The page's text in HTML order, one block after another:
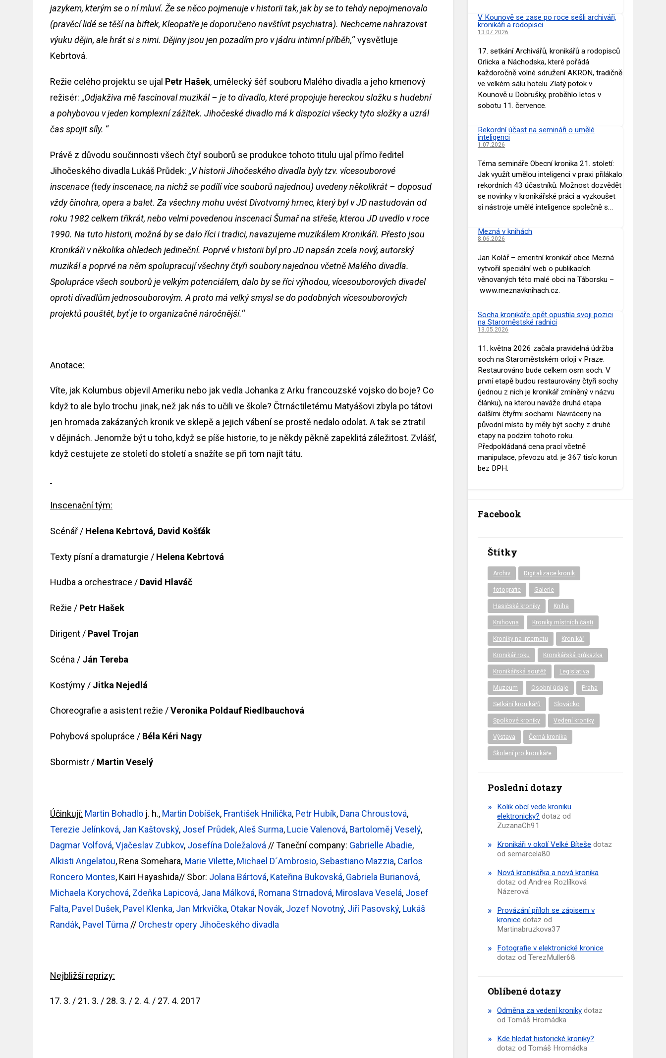
jazykem, kterým se o ní mluví. Že se něco pojmenuje v historii tak, jak by se to tehdy nepojmenovalo
(pravěcí lidé se těší na biftek, Kleopatře je doporučeno navštívit psychiatra). Nechceme nahrazovat
výuku dějin, ale hrát si s nimi. Dějiny jsou jen pozadím pro v jádru intimní příběh,“ vysvětluje
Kebrtová.
Režie celého projektu se ujal Petr Hašek, umělecký šéf souboru Malého divadla a jeho kmenový
režisér: „Odjakživa mě fascinoval muzikál – je to divadlo, které propojuje hereckou složku s hudební
a pohybovou v jeden komplexní zážitek. Jihočeské divadlo má k dispozici všecky tyto složky a uzrál
čas spojit síly. “
Právě z důvodu součinnosti všech čtyř souborů se produkce tohoto titulu ujal přímo ředitel
Jihočeského divadla Lukáš Průdek: „V historii Jihočeského divadla byly tzv. vícesouborové
inscenace (tedy inscenace, na nichž se podílí více souborů najednou) uvedeny několikrát – doposud
vždy činohra, opera a balet. Za všechny mohu uvést Divotvorný hrnec, který byl v JD nastudován od
roku 1982 celkem třikrát, nebo velmi povedenou inscenaci Šumař na střeše, kterou JD uvedlo v roce
1990. Na tuto historii, možná by se dalo říci i tradici, navazujeme muzikálem Kronikáři. Přesto jsou
Kronikáři v několika ohledech jedineční. Poprvé v historii byl pro JD napsán zcela nový, autorský
muzikál a poprvé na něm spolupracují všechny čtyři soubory najednou včetně Malého divadla.
Spolupráce všech souborů je velkým potenciálem, dalo by se říci výhodou, vícesouborových divadel
oproti divadlům jednosouborovým. A proto má velký smysl se do podobných vícesouborových
projektů pouštět, byť je to organizačně náročnější.“
Anotace:
Víte, jak Kolumbus objevil Ameriku nebo jak vedla Johanka z Arku francouzské vojsko do boje? Co
když to ale bylo trochu jinak, než jak nás to učili ve škole? Čtrnáctiletému Matyášovi zbyla po tátovi
jen hromada zakázaných kronik ve sklepě a jejich vábení se prostě nedalo odolat. A tak se ztratil
v dějinách. Jenomže být u toho, když se píše historie, to je někdy pěkně zapeklitá záležitost. Zvlášť,
když cestujete ze století do století a snažíte se při tom najít tátu.
Inscenační tým:
Scénář / Helena Kebrtová, David Košťák
Texty písní a dramaturgie / Helena Kebrtová
Hudba a orchestrace / David Hlaváč
Režie / Petr Hašek
Dirigent / Pavel Trojan
Scéna / Ján Tereba
Kostýmy / Jitka Nejedlá
Choreografie a asistent režie /Veronika Poldauf Riedlbauchová
Pohybová spolupráce / Béla Kéri Nagy
Sbormistr / Martin Veselý
Účinkují: Martin Bohadlo j. h., Martin Dobíšek, František Hnilička, Petr Hubík, Dana Chroustová,
Terezie Jelínková, Jan Kaštovský, Josef Průdek,Aleš Surma, Lucie Valenová, Bartoloměj Veselý,
Dagmar Volfová,Vjačeslav Zubkov, Josefína Doležalová // Taneční company: Gabrielle Abadie,
Alkisti Angelatou, Rena Somehara, Marie Vilette, Michael D´Ambrosio, Sebastiano Mazzia, Carlos
Roncero Montes, Kairi Hayashida// Sbor: Jolana Bártová, Kateřina Bukovská, Gabriela Burianová,
Michaela Korychová, Zdeňka Lapicová, Jana Málková, Romana Strnadová, Miroslava Veselá, Josef
Falta, Pavel Dušek, Pavel Klenka, Jan Mrkvička, Otakar Novák, Jozef Novotný, Jiří Pasovský, Lukáš
Randák, Pavel Tůma // Orchestr opery Jihočeského divadla
Nejbližší reprízy:
3. / 21. 3. / 28. 3. / 2. 4. / 27. 4. 2017
V Kounově se zase po roce sešli archiváři,
kronikáři a rodopisci
13.07.2026
17. setkání Archivářů, kronikářů a rodopisců
Orlicka a Náchodska, které pořádá
každoročně volné sdružení AKRON, tradičně
ve velkém sálu hotelu Zlatý potok v
Kounově u Dobrušky, proběhlo letos v
sobotu 11. července.
Rekordní účast na semináři o umělé
inteligenci
1.07.2026
Téma semináře Obecní kronika 21. století:
Jak využít umělou inteligenci v praxi přilákalo
rekordních 43 účastníků. Možnost dozvědět
se novinky v kronikářské práci a vyzkoušet
si nástroje umělé inteligence společně s…
Mezná v knihách
8.06.2026
Jan Kolář – emeritní kronikář obce Mezná
vytvořil speciální web o publikacích
věnovaných této malé obci na Táborsku –
www.meznavknihach.cz.
Socha kronikáře opět opustila svoji pozici
na Staroměstské radnici
13.05.2026
11. května 2026 začala pravidelná údržba
soch na Staroměstském orloji v Praze.
Restaurováno bude celkem osm soch. V
první etapě budou restaurovány čtyři sochy
(jednou z nich je kronikář zmíněný v názvu
článku), na kterou naváže druhá etapa
dalšími čtyřmi sochami. Navráceny na
původní místo by měly být sochy z druhé
etapy na podzim tohoto roku.
Předpokládaná cena prací včetně
manipulace, převozu atd. je 367 tisíc korun
bez DPH.
Facebook
Štítky
Archiv Digitalizace kronik
fotografie Galerie
Hasičské kroniky Kniha
Knihovna Kroniky místních části
Kroniky na internetu Kronikář
Kronikář roku Kronikářská průkazka
Kronikářská soutěž Legislativa
Muzeum Osobní údaje Praha
Setkání kronikářů Slovácko
Spolkové kroniky Vedení kroniky
Výstava Černá kronika
Školení pro kronikáře
Poslední dotazy
Kolik obcí vede kroniku
elektronicky? dotaz od
ZuzanaCh91
Kronikáři v okolí Velké Bíteše dotaz
od semarcela80
Nová kronikářka a nová kronika
dotaz od Andrea Rozlílková
Názerová
Provázání příloh se zápisem v
kronice dotaz od
Martinabruzkova37
Fotografie v elektronické kronice
dotaz od TerezMuller68
Oblíbené dotazy
Odměna za vedení kroniky dotaz
od Tomáš Hromádka
Kde hledat historické kroniky?
dotaz od Tomáš Hromádka